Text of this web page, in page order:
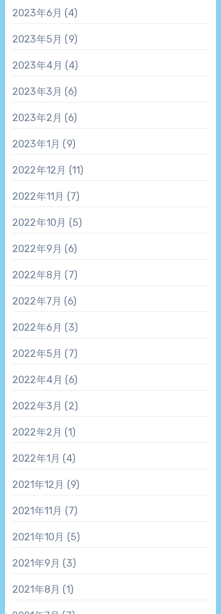
2023年6月 (4)
2023年5月 (9)
2023年4月 (4)
2023年3月 (6)
2023年2月 (6)
2023年1月 (9)
2022年12月 (11)
2022年11月 (7)
2022年10月 (5)
2022年9月 (6)
2022年8月 (7)
2022年7月 (6)
2022年6月 (3)
2022年5月 (7)
2022年4月 (6)
2022年3月 (2)
2022年2月 (1)
2022年1月 (4)
2021年12月 (9)
2021年11月 (7)
2021年10月 (5)
2021年9月 (3)
2021年8月 (1)